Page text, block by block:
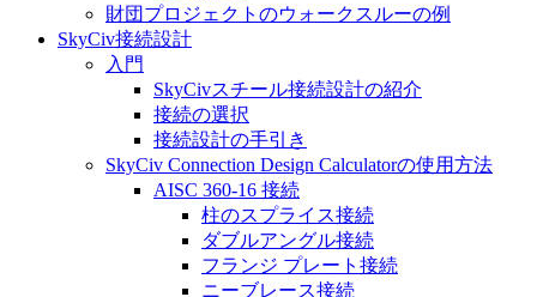
財団プロジェクトのウォークスルーの例
SkyCiv接続設計
入門
SkyCivスチール接続設計の紹介
接続の選択
接続設計の手引き
SkyCiv Connection Design Calculatorの使用方法
AISC 360-16 接続
柱のスプライス接続
ダブルアングル接続
フランジ プレート接続
ニーブレース接続